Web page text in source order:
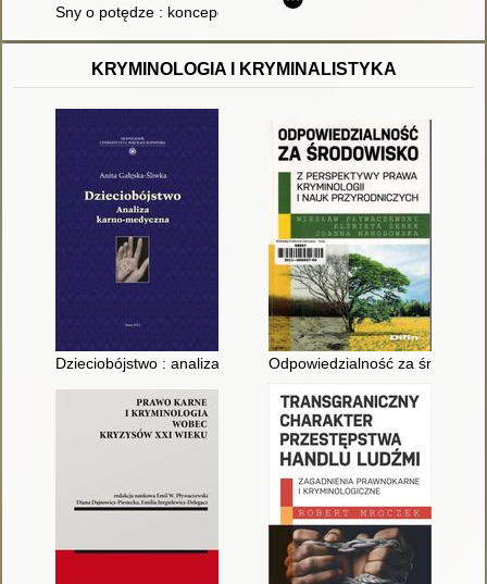
Sny o potędze : koncepcje i wątki imperialne w polskiej myśli
KRYMINOLOGIA I KRYMINALISTYKA
Dzieciobójstwo : analiza karno-medycznaOdpowiedzialność za